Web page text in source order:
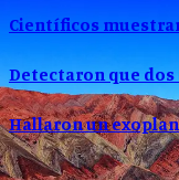
Científicos
Detectaron que
Hallaron un